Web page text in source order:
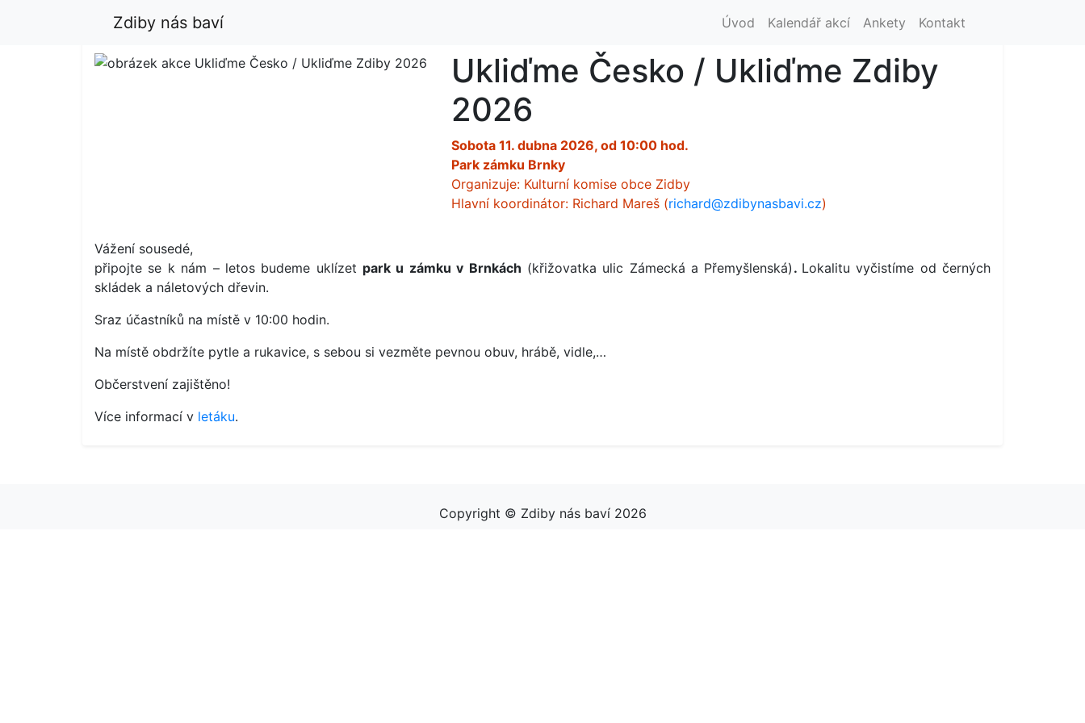
Zdiby nás baví Úvod Kalendář akcí Ankety Kontakt
Ukliďme Česko / Ukliďme Zdiby
2026
Sobota 11. dubna 2026, od 10:00 hod.
Park zámku Brnky
Organizuje: Kulturní komise obce Zidby
Hlavní koordinátor: Richard Mareš (richard@zdibynasbavi.cz)
Vážení sousedé,
připojte se k nám – letos budeme uklízet park u zámku v Brnkách (křižovatka ulic Zámecká a Přemyšlenská) . Lokalitu vyčistíme od černých
skládek a náletových dřevin.
Sraz účastníků na místě v 10:00 hodin.
Na místě obdržíte pytle a rukavice, s sebou si vezměte pevnou obuv, hrábě, vidle,…
Občerstvení zajištěno!
Více informací v letáku.
Copyright © Zdiby nás baví 2026